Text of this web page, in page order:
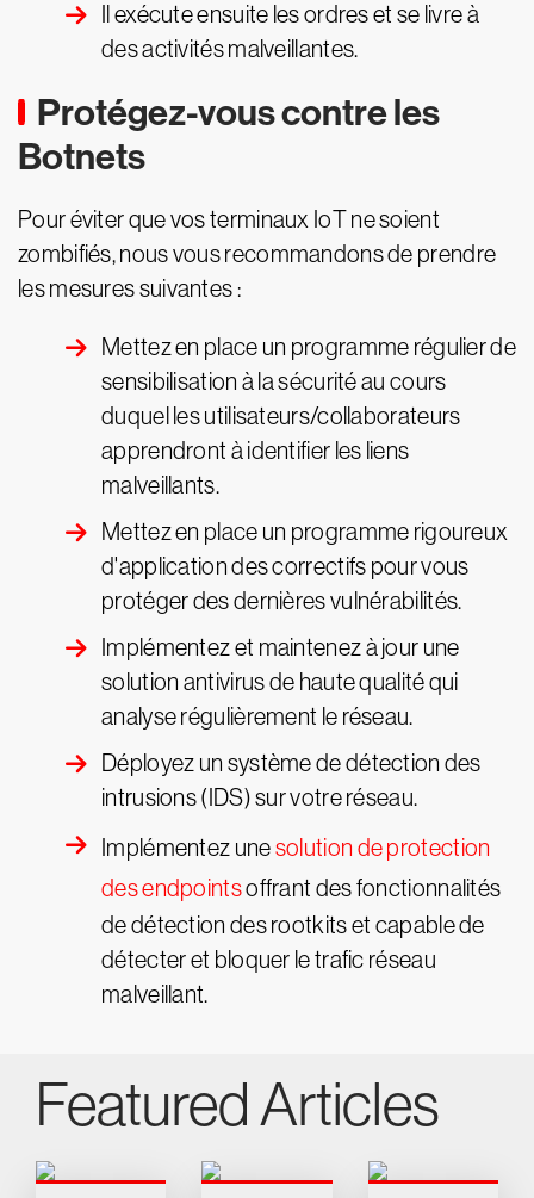
Il exécute ensuite les ordres et se livre à
des activités malveillantes.
Protégez-vous contre les
Botnets
Pour éviter que vos terminaux IoT ne soient
zombifiés, nous vous recommandons de prendre
les mesures suivantes :
Mettez en place un programme régulier de
sensibilisation à la sécurité au cours
duquel les utilisateurs/collaborateurs
apprendront à identifier les liens
malveillants.
Mettez en place un programme rigoureux
d'application des correctifs pour vous
protéger des dernières vulnérabilités.
Implémentez et maintenez à jour une
solution antivirus de haute qualité qui
analyse régulièrement le réseau.
Déployez un système de détection des
intrusions (IDS) sur votre réseau.
Implémentez unesolution de protection
des endpointsoffrant des fonctionnalités
de détection des rootkits et capable de
détecter et bloquer le trafic réseau
malveillant.
Featured Articles